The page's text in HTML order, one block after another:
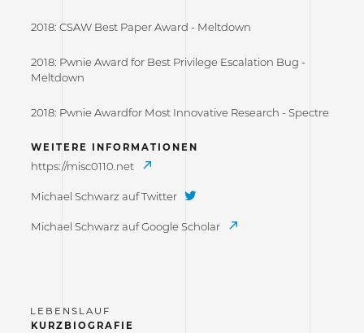
2018: CSAW Best Paper Award - Meltdown
2018: Pwnie Award for Best Privilege Escalation Bug -
Meltdown
2018: Pwnie Awardfor Most Innovative Research - Spectre
WEITERE INFORMATIONEN
https://misc0110.net
Michael Schwarz auf Twitter
Michael Schwarz auf Google Scholar
KURZBIOGRAFIE